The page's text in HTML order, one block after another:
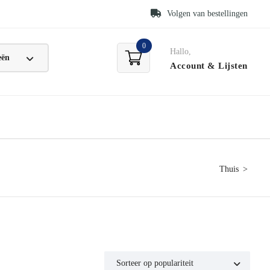
Volgen van bestellingen
0
Hallo,
Account & Lijsten
Thuis